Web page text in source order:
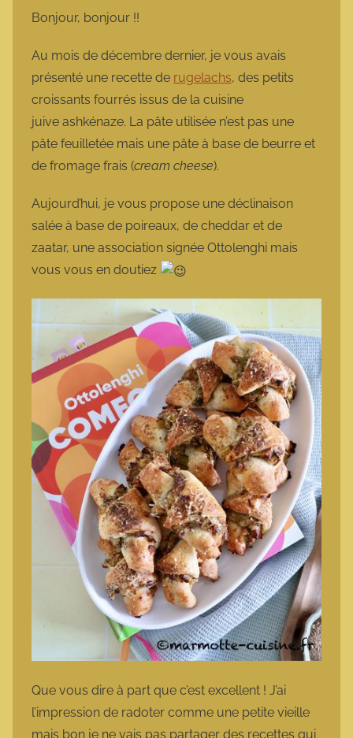
o
t
t
e
Bonjour, bonjour !!
Au mois de décembre dernier, je vous avais
présenté une recette de rugelachs, des petits
croissants fourrés issus de la cuisine
juive ashkénaze. La pâte utilisée n’est pas une
pâte feuilletée mais une pâte à base de beurre et
de fromage frais (cream cheese).
Aujourd’hui, je vous propose une déclinaison
salée à base de poireaux, de cheddar et de
zaatar, une association signée Ottolenghi mais
vous vous en doutiez
Que vous dire à part que c’est excellent ! J’ai
l’impression de radoter comme une petite vieille
mais bon je ne vais pas partager des recettes qui